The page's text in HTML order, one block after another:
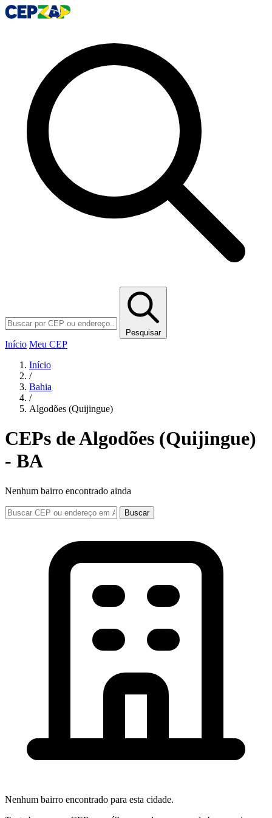
Pesquisar
Início Meu CEP
Início
/
Bahia
/
Algodões (Quijingue)
CEPs de Algodões (Quijingue)
- BA
Nenhum bairro encontrado ainda
Buscar
Nenhum bairro encontrado para esta cidade.